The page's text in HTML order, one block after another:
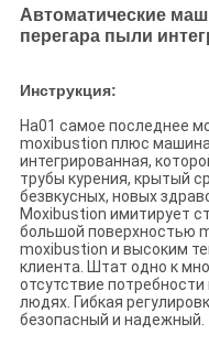
Автоматические
перегара пыли
Инструкция:
Ha01 самое последнее
moxibustion плюс
интегрированная,
трубы курения, крытый
безвкусных, новых
Moxibustion имитирует
большой поверхностью
moxibustion и высоким
клиента. Штат одно к
отсутствие
людях. Гибкая
безопасный и надежный.